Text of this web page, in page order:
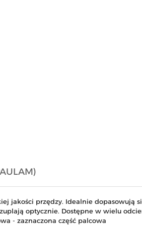
jakości przędzy. Idealnie dopasowują
optycznie. Dostępne w wielu
- zaznaczona część palcowa